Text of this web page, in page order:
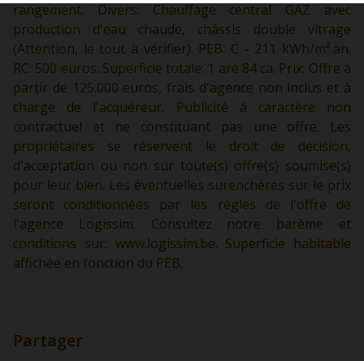
rangement. Divers: Chauffage central GAZ avec
production d'eau chaude, châssis double vitrage
(Attention, le tout à vérifier). PEB: C - 211 kWh/m².an.
RC: 500 euros. Superficie totale: 1 are 84 ca. Prix: Offre à
partir de 125.000 euros, frais d'agence non inclus et à
charge de l'acquéreur. Publicité à caractère non
contractuel et ne constituant pas une offre. Les
propriétaires se réservent le droit de décision,
d'acceptation ou non sur toute(s) offre(s) soumise(s)
pour leur bien. Les éventuelles surenchères sur le prix
seront conditionnées par les règles de l'offre de
l'agence Logissim. Consultez notre barème et
conditions sur: www.logissim.be. Superficie habitable
affichée en fonction du PEB.
Partager